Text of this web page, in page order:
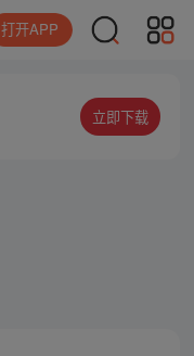
打开APP
立即下载